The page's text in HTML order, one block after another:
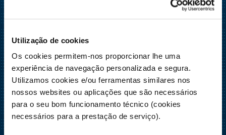
Utilização de cookies
Os cookies permitem-nos proporcionar lhe uma
experiência de navegação personalizada e segura.
Utilizamos cookies e/ou ferramentas similares nos
nossos websites ou aplicações que são necessários
para o seu bom funcionamento técnico (cookies
necessários para a prestação de serviço).
Tatiana Marques
Teresa Figueiras Machado
Tomás Luís
Tomás Pinto